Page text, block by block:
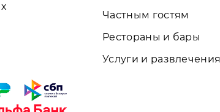
Частным гостям
Рестораны и бары
Услуги и развлечения